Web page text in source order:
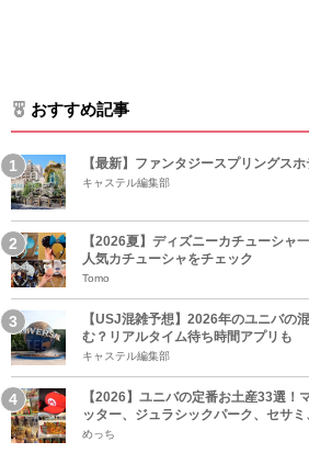
おすすめ記事
【最新】ファンタジースプリングス
キャステル編集部
【2026夏】ディズニーカチューシャ
人気カチューシャをチェック
Tomo
【USJ混雑予想】2026年のユニバの
む？リアルタイム待ち時間アプリも
キャステル編集部
【2026】ユニバの定番お土産33選！
ッター、ジュラシックパーク、セサ
めっち